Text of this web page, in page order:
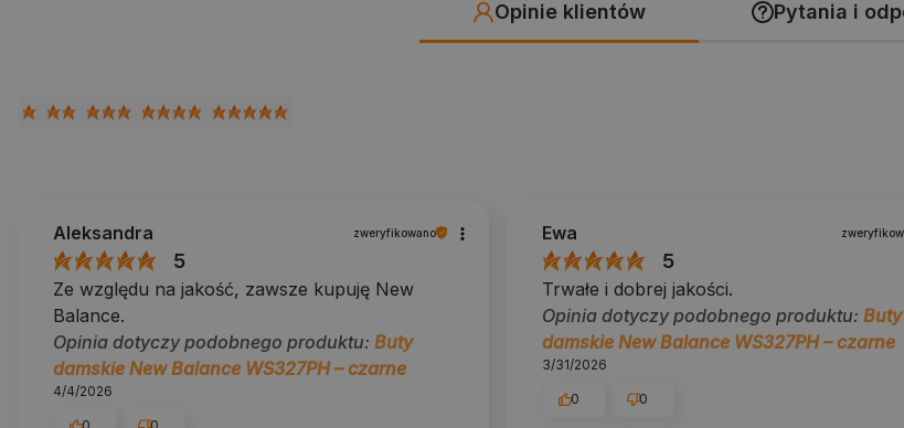
Opinie klientów Pytania i
Aleksandra zweryfikowano
5
Ze względu na jakość, zawsze kupuję New
Balance.
Opinia dotyczy podobnego produktu: Buty
damskie New Balance WS327PH – czarne
4/4/2026
Ewa
5
Trwałe i dobrej jakości.
Opinia dotyczy podobnego produktu: Buty
damskie New Balance WS327PH – czarne
3/31/2026
0 0